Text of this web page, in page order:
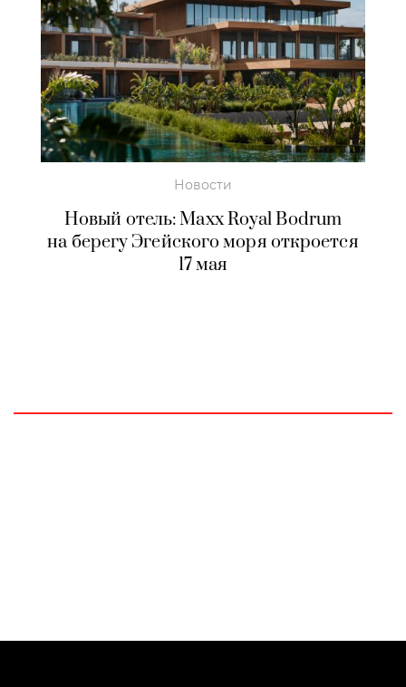
Новости
Новый отель: Maxx Royal Bodrum
на берегу Эгейского моря откроется
17 мая